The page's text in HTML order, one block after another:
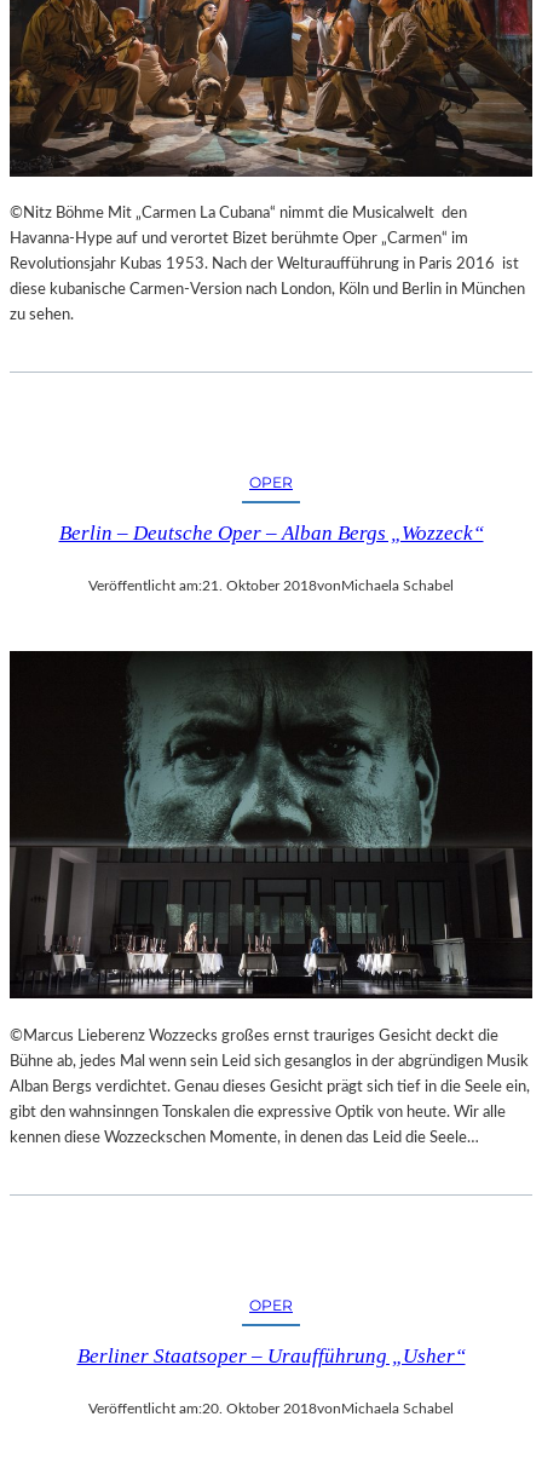
©Nitz Böhme Mit „Carmen La Cubana“ nimmt die Musicalwelt den
Havanna-Hype auf und verortet Bizet berühmte Oper „Carmen“ im
Revolutionsjahr Kubas 1953. Nach der Welturaufführung in Paris 2016 ist
diese kubanische Carmen-Version nach London, Köln und Berlin in München
zu sehen.
OPER
Berlin – Deutsche Oper – Alban Bergs „Wozzeck“
Veröffentlicht am:21. Oktober 2018vonMichaela Schabel
©Marcus Lieberenz Wozzecks großes ernst trauriges Gesicht deckt die
Bühne ab, jedes Mal wenn sein Leid sich gesanglos in der abgründigen Musik
Alban Bergs verdichtet. Genau dieses Gesicht prägt sich tief in die Seele ein,
gibt den wahnsinngen Tonskalen die expressive Optik von heute. Wir alle
kennen diese Wozzeckschen Momente, in denen das Leid die Seele…
OPER
Berliner Staatsoper – Uraufführung „Usher“
Veröffentlicht am:20. Oktober 2018vonMichaela Schabel